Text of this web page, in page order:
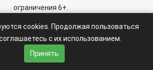
ограничения 6+.
|Политика конфиденциальности
Условия доступа к сайту
cookies. Продолжая пользоваться
с их использованием.
Принять